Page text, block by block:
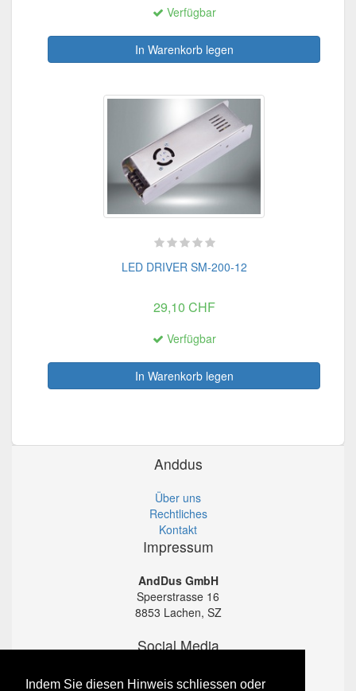
Indem Sie diesen Hinweis schliessen oder
Verfügbar
In Warenkorb legen
LED DRIVER SM-200-12
29,10 CHF
Verfügbar
In Warenkorb legen
Anddus
Über uns
Rechtliches
Kontakt
Impressum
AndDus GmbH
Speerstrasse 16
8853 Lachen, SZ
Social Media
Instagram